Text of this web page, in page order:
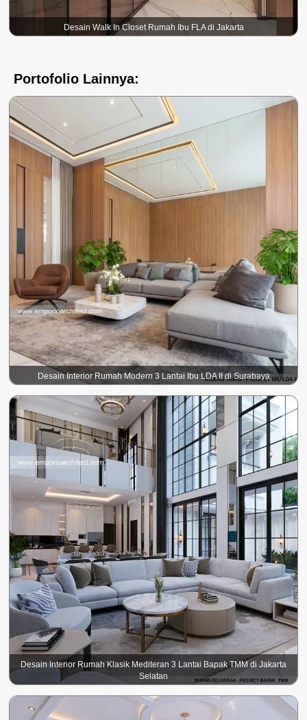
Desain Walk In Closet Rumah Ibu FLA di Jakarta
Portofolio Lainnya:
Desain Interior Rumah Modern 3 Lantai Ibu LDA II di Surabaya
Desain Interior Rumah Klasik Mediteran 3 Lantai Bapak TMM di Jakarta
Selatan